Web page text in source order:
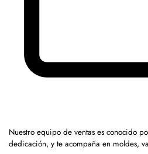
Nuestro equipo de ventas es conocido
dedicación, y te acompaña en moldes,